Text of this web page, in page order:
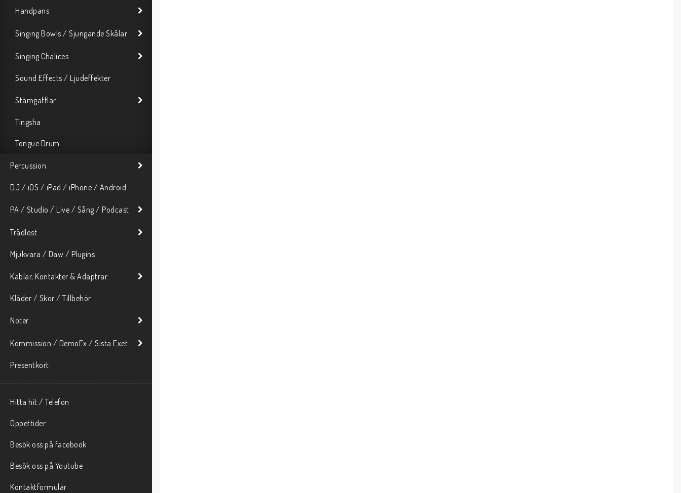
Handpans
Singing Bowls / Sjungande Skålar
Singing Chalices
Sound Effects / Ljudeffekter
Stämgafflar
Tingsha
Tongue Drum
Percussion
DJ / iOS / iPad / iPhone / Android
PA / Studio / Live / Sång / Podcast
Trådlöst
Mjukvara / Daw / Plugins
Kablar, Kontakter & Adaptrar
Kläder / Skor / Tillbehör
Noter
Kommission / DemoEx / Sista Exet
Presentkort
Hitta hit / Telefon
Öppettider
Besök oss på facebook
Besök oss på Youtube
Kontaktformulär